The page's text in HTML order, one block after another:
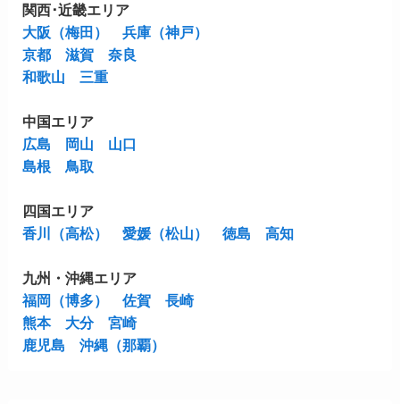
関西･近畿エリア
大阪（梅田）
兵庫（神戸）
京都
滋賀
奈良
和歌山
三重
中国エリア
広島
岡山
山口
島根
鳥取
四国エリア
香川（高松）
愛媛（松山） 徳島 高知
九州・沖縄エリア
福岡（博多）
佐賀
長崎
熊本
大分
宮崎
鹿児島
沖縄（那覇）